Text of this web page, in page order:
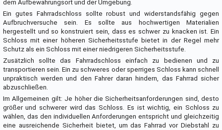
dem Aufbewahrungsort und der Umgebung.
Ein gutes Fahrradschloss sollte robust und widerstandsfähig gegen
Aufbruchversuche sein. Es sollte aus hochwertigen Materialien
hergestellt und so konstruiert sein, dass es schwer zu knacken ist. Ein
Schloss mit einer höheren Sicherheitsstufe bietet in der Regel mehr
Schutz als ein Schloss mit einer niedrigeren Sicherheitsstufe.
Zusätzlich sollte das Fahrradschloss einfach zu bedienen und zu
transportieren sein. Ein zu schweres oder sperriges Schloss kann schnell
unpraktisch werden und den Fahrer daran hindern, das Fahrrad sicher
abzuschließen.
Im Allgemeinen gilt: Je höher die Sicherheitsanforderungen sind, desto
größer und schwerer wird das Schloss. Es ist wichtig, ein Schloss zu
wählen, das den individuellen Anforderungen entspricht und gleichzeitig
eine ausreichende Sicherheit bietet, um das Fahrrad vor Diebstahl zu